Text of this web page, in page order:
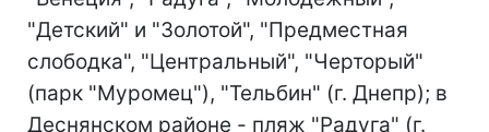
"Детский" и "Золотой", "Предместная
слободка", "Центральный", "Черторый"
(парк "Муромец"), "Тельбин" (г. Днепр); в
Деснянском районе - пляж "Радуга" (г.